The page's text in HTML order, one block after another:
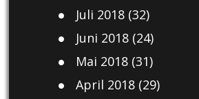
Juli 2018(32)
Juni 2018(24)
Mai 2018(31)
April 2018(29)